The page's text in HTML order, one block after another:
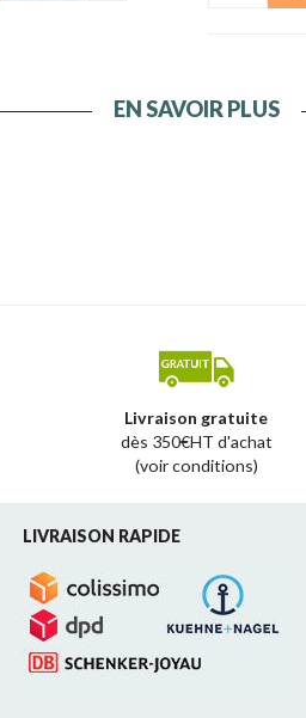
EN SAVOIR PLUS
Livraison gratuite
dès 350€HT d'achat
(voir conditions)
LIVRAISON RAPIDE